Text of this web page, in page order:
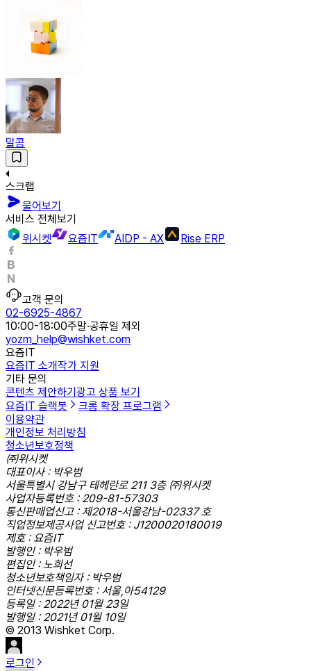
말콤
스크랩
물어보기
서비스 전체보기
위시켓
요즘IT AIDP - AX Rise ERP
고객 문의
02-6925-4867
10:00-18:00주말·공휴일 제외
yozm_help@wishket.com
요즘IT
요즘IT 소개작가 지원
기타 문의
콘텐츠 제안하기 광고 상품 보기
요즘IT 슬랙봇
크롬 확장 프로그램
이용약관
개인정보 처리방침
청소년보호정책
㈜위시켓
대표이사 : 박우범
서울특별시 강남구 테헤란로 211 3층 ㈜위시켓
사업자등록번호 : 209-81-57303
통신판매업신고 : 제2018-서울강남-02337 호
직업정보제공사업 신고번호 : J1200020180019
제호 : 요즘IT
발행인 : 박우범
편집인 : 노희선
청소년보호책임자 : 박우범
인터넷신문등록번호 : 서울,아54129
등록일 : 2022년 01월 23일
발행일 : 2021년 01월 10일
© 2013 Wishket Corp.
로그인